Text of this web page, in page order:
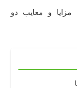
و معایب دو